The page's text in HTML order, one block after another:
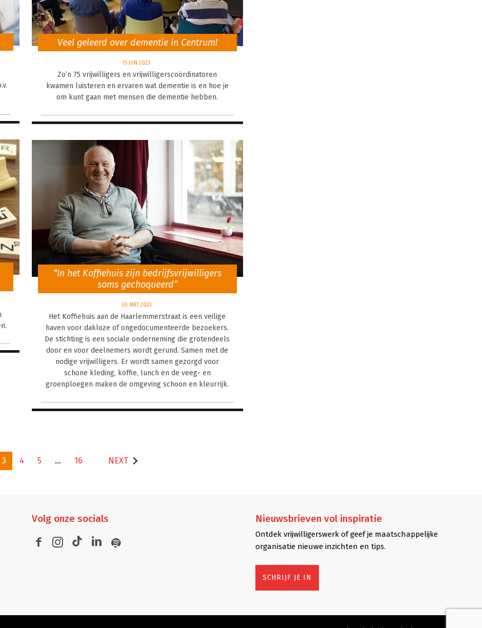
Veel geleerd over dementie in Centrum!
15 JUN 2023
Zo’n 75 vrijwilligers en vrijwilligerscoördinatoren
kwamen luisteren en ervaren wat dementie is en hoe je
om kunt gaan met mensen die dementie hebben.
“In het Koffiehuis zijn bedrijfsvrijwilligers
soms gechoqueerd”
30 MRT 2023
Het Koffiehuis aan de Haarlemmerstraat is een veilige
haven voor dakloze of ongedocumenteerde bezoekers.
De stichting is een sociale onderneming die grotendeels
door en voor deelnemers wordt gerund. Samen met de
nodige vrijwilligers. Er wordt samen gezorgd voor
schone kleding, koffie, lunch en de veeg- en
groenploegen maken de omgeving schoon en kleurrijk.
3 4 5 … 16 NEXT
Volg onze socials Nieuwsbrieven vol inspiratie
Ontdek vrijwilligerswerk of geef je maatschappelijke
organisatie nieuwe inzichten en tips.
SCHRIJF JE IN